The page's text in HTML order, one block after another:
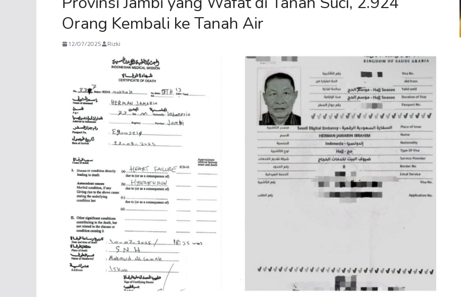
Orang Kembali ke Tanah Air
12/07/2025 Rizki